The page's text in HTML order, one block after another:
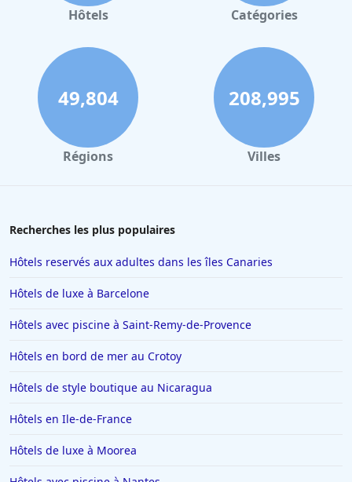
Hôtels Catégories
49,804
Régions
208,995
Villes
Recherches les plus populaires
Hôtels reservés aux adultes dans les îles Canaries
Hôtels de luxe à Barcelone
Hôtels avec piscine à Saint-Remy-de-Provence
Hôtels en bord de mer au Crotoy
Hôtels de style boutique au Nicaragua
Hôtels en Ile-de-France
Hôtels de luxe à Moorea